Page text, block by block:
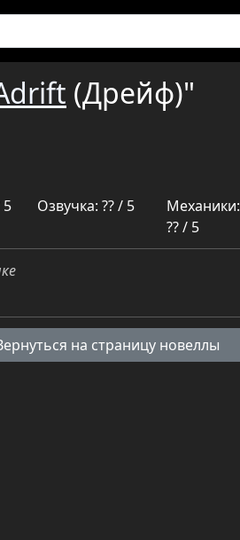
(Дрейф)"
5 Озвучка: ?? / 5
Механики:
?? / 5
на страницу новеллы